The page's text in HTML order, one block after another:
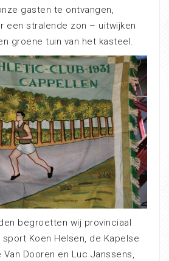
gasten te ontvangen,
een stralende zon – uitwijken
groene tuin van het kasteel.
begroetten wij provinciaal
Koen Helsen, de Kapelse
Dooren en Luc Janssens,